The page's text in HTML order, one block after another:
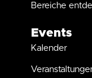
Bereiche
Events
Kalender